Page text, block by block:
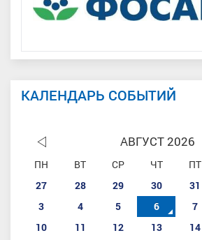
КАЛЕНДАРЬ СОБЫТИЙ
АВГУСТ 2026
ПН ВТ СР ЧТ ПТ
27
28 29 30 31
3
4 5 6 7
10
11 12 13 14